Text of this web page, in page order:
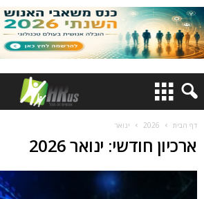
דף הבית 2026 ינואר
ארכיון חודשי: ינואר 2026